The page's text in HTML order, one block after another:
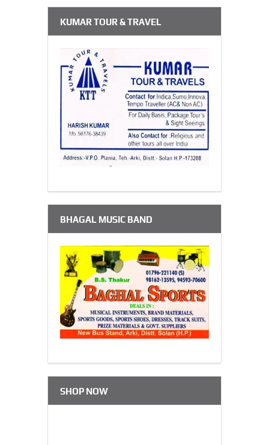
KUMAR TOUR & TRAVEL
BHAGAL MUSIC BAND
SHOP NOW